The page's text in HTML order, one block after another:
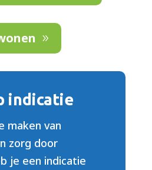
indicatie
maken van
zorg door
je een indicatie